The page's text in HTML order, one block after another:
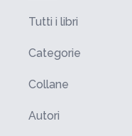
Tutti i libri
Categorie
Collane
Autori